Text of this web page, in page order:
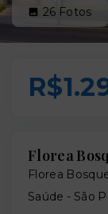
26 Fotos
Florea
Florea
Saúde - São